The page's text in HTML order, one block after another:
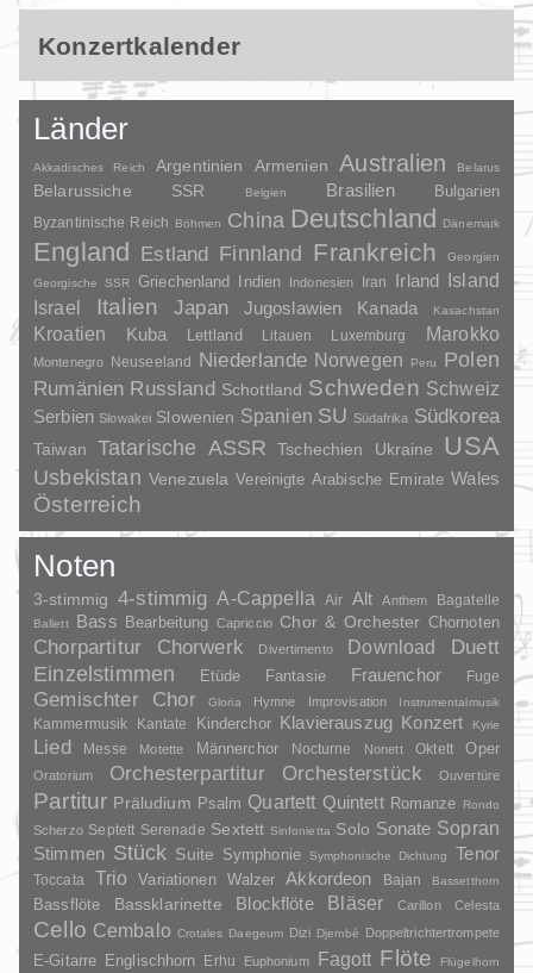
Konzertkalender
Länder
Akkadisches Reich Argentinien Armenien Australien Belarus
Belarussiche SSR Belgien Brasilien Bulgarien
Byzantinische Reich Böhmen China Deutschland Dänemark
England Estland Finnland Frankreich
Georgien
Georgische SSR
Griechenland Indien Indonesien Iran Irland
Island
Israel
Italien Japan Jugoslawien Kanada Kasachstan
Kroatien Kuba Lettland Litauen Luxemburg Marokko
Montenegro Neuseeland Niederlande Norwegen Peru
Polen
Rumänien Russland Schottland Schweden Schweiz
Serbien Slowakei Slowenien Spanien SU Südafrika Südkorea
Taiwan Tatarische ASSR Tschechien Ukraine USA
Usbekistan Venezuela Vereinigte Arabische Emirate Wales
Österreich
Noten
3-stimmig 4-stimmig A-Cappella Air Alt Anthem Bagatelle
Ballett Bass Bearbeitung Capriccio Chor & Orchester Chornoten
Chorpartitur Chorwerk Divertimento Download
Duett
Einzelstimmen
Etüde Fantasie Frauenchor Fuge
Gemischter Chor Gloria Hymne Improvisation Instrumentalmusik
Kammermusik Kantate Kinderchor Klavierauszug Konzert Kyrie
Lied Messe Motette Männerchor Nocturne Nonett Oktett Oper
Oratorium Orchesterpartitur Orchesterstück Ouvertüre
Partitur Präludium Psalm Quartett Quintett Romanze Rondo
Scherzo Septett Serenade Sextett Sinfonietta Solo Sonate Sopran
Stimmen Stück Suite Symphonie Symphonische Dichtung Tenor
Toccata Trio Variationen Walzer Akkordeon Bajan Bassetthorn
Bassflöte Bassklarinette Blockflöte Bläser Carillon Celesta
Cello Cembalo Crotales Daegeum Dizi Djembé Doppeltrichtertrompete
E-Gitarre Englischhorn Erhu Euphonium Fagott Flöte
Flügelhorn